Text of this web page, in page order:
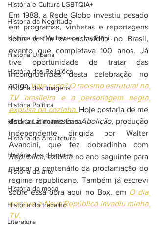
História e Cultura LGBTQIA+
Historia da Negritude
História das Mulheres e dos Femi...
História Urbana
História das Religiões
História das Imagens
História Política
História Latinoamericana
História da Arquitetura
História das ditaduras
História da arte
História da moda
História do trabalho
Literatura
Em 1988, a Rede Globo investiu pesado
em programas, vinhetas e reportagens
sobre o fim da escravidão no Brasil,
evento que completava 100 anos. Já
tive oportunidade de tratar das
incongruências desta celebração no
artigo Vale tudo? O racismo estrutural na
TV brasileira e a personagem negra
expulsa da cozinha. Hoje gostaria de me
dedicar à minissérie Abolição, produção
independente dirigida por Walter
República, exibida no ano seguinte para
marcar o centenário da proclamação do
regime republicano. Também já escrevi
sobre essa obra aqui no Box, em O dia
em que a Nova República invadiu minha
TV.